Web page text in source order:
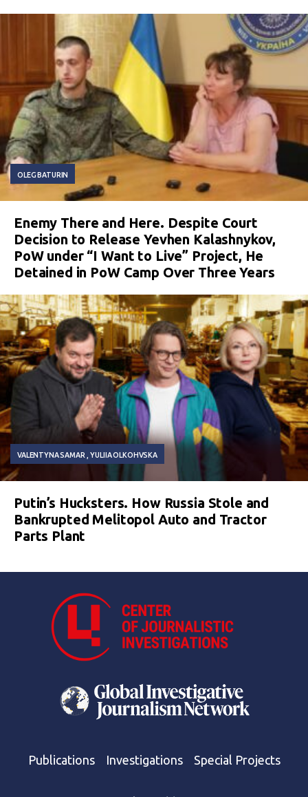
OLEG BATURIN
Enemy There and Here. Despite Court
Decision to Release Yevhen Kalashnykov,
PoW under “I Want to Live” Project, He
Detained in PoW Camp Over Three Years
VALENTYNA SAMAR YULIIA OLKOHVSKA
Putin’s Hucksters. How Russia Stole and
Bankrupted Melitopol Auto and Tractor
Parts Plant
Publications Investigations Special Projects